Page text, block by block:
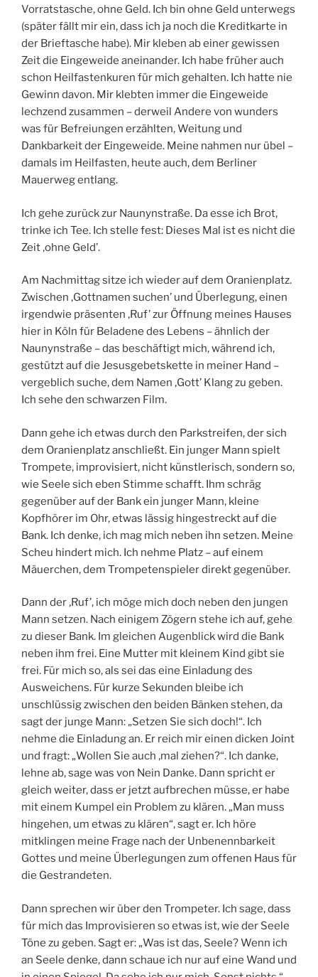
Vorratstasche, ohne Geld. Ich bin ohne Geld unterwegs
(später fällt mir ein, dass ich ja noch die Kreditkarte in
der Brieftasche habe). Mir kleben ab einer gewissen
Zeit die Eingeweide aneinander. Ich habe früher auch
schon Heilfastenkuren für mich gehalten. Ich hatte nie
Gewinn davon. Mir klebten immer die Eingeweide
lechzend zusammen – derweil Andere von wunders
was für Befreiungen erzählten, Weitung und
Dankbarkeit der Eingeweide. Meine nahmen nur übel –
damals im Heilfasten, heute auch, dem Berliner
Mauerweg entlang.
Ich gehe zurück zur Naunynstraße. Da esse ich Brot,
trinke ich Tee. Ich stelle fest: Dieses Mal ist es nicht die
Zeit ‚ohne Geld’.
Am Nachmittag sitze ich wieder auf dem Oranienplatz.
Zwischen ‚Gottnamen suchen’ und Überlegung, einen
irgendwie präsenten ‚Ruf’ zur Öffnung meines Hauses
hier in Köln für Beladene des Lebens – ähnlich der
Naunynstraße – das beschäftigt mich, während ich,
gestützt auf die Jesusgebetskette in meiner Hand –
vergeblich suche, dem Namen ‚Gott’ Klang zu geben.
Ich sehe den schwarzen Film.
Dann gehe ich etwas durch den Parkstreifen, der sich
dem Oranienplatz anschließt. Ein junger Mann spielt
Trompete, improvisiert, nicht künstlerisch, sondern so,
wie Seele sich eben Stimme schafft. Ihm schräg
gegenüber auf der Bank ein junger Mann, kleine
Kopfhörer im Ohr, etwas lässig hingestreckt auf die
Bank. Ich denke, ich mag mich neben ihn setzen. Meine
Scheu hindert mich. Ich nehme Platz – auf einem
Mäuerchen, dem Trompetenspieler direkt gegenüber.
Dann der ‚Ruf’, ich möge mich doch neben den jungen
Mann setzen. Nach einigem Zögern stehe ich auf, gehe
zu dieser Bank. Im gleichen Augenblick wird die Bank
neben ihm frei. Eine Mutter mit kleinem Kind gibt sie
frei. Für mich so, als sei das eine Einladung des
Ausweichens. Für kurze Sekunden bleibe ich
unschlüssig zwischen den beiden Bänken stehen, da
sagt der junge Mann: „Setzen Sie sich doch!“. Ich
nehme die Einladung an. Er reich mir einen dicken Joint
und fragt: „Wollen Sie auch ‚mal ziehen?“. Ich danke,
lehne ab, sage was von Nein Danke. Dann spricht er
gleich weiter, dass er jetzt aufbrechen müsse, er habe
mit einem Kumpel ein Problem zu klären. „Man muss
hingehen, um etwas zu klären“, sagt er. Ich höre
mitklingen meine Frage nach der Unbenennbarkeit
Gottes und meine Überlegungen zum offenen Haus für
die Gestrandeten.
Dann sprechen wir über den Trompeter. Ich sage, dass
für mich das Improvisieren so etwas ist, wie der Seele
Töne zu geben. Sagt er: „Was ist das, Seele? Wenn ich
an Seele denke, dann schaue ich nur auf eine Wand und